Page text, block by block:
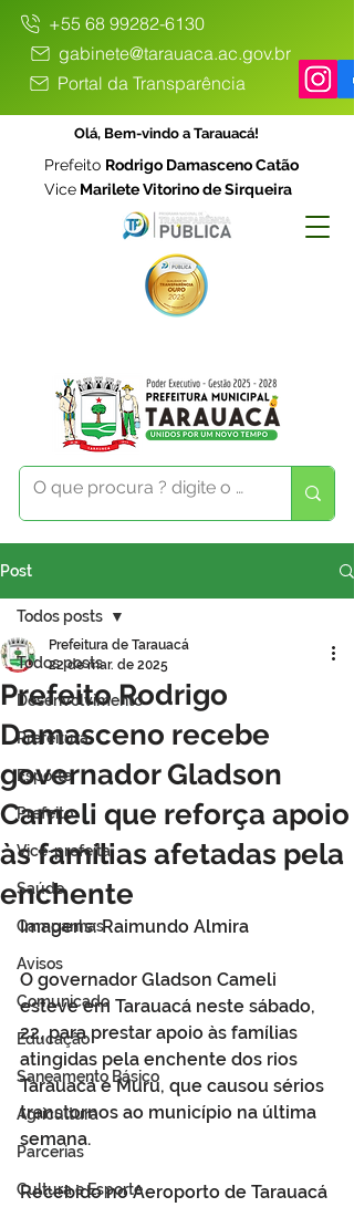
+55 68 99282-6130
gabinete@tarauaca.ac.gov.br
Portal da Transparência
Olá, Bem-vindo a Tarauacá!
Prefeito Rodrigo Damasceno Catão
Vice Marilete Vitorino de Sirqueira
Post
Todos posts
Desenvolvimento
Prefeitura
Esporte
Prefeito
Vice-prefeita
Saúde
Campanhas
Avisos
Comunicado
Educação
Saneamento Básico
Agricultura
Parcerias
Cultura e Esporte
Todos posts
Prefeito Rodrigo
Damasceno recebe
governador Gladson
Cameli que reforça apoio
às famílias afetadas pela
enchente
Prefeitura de Tarauacá
22 de mar. de 2025
Imagens: Raimundo Almira
O governador Gladson Cameli
esteve em Tarauacá neste sábado,
22, para prestar apoio às famílias
atingidas pela enchente dos rios
Tarauacá e Muru, que causou sérios
transtornos ao município na última
semana.
Recebido no Aeroporto de Tarauacá